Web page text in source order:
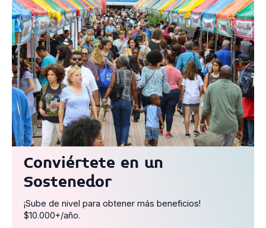
Conviértete en un
Sostenedor
¡Sube de nivel para obtener más beneficios!
$10.000+/año.